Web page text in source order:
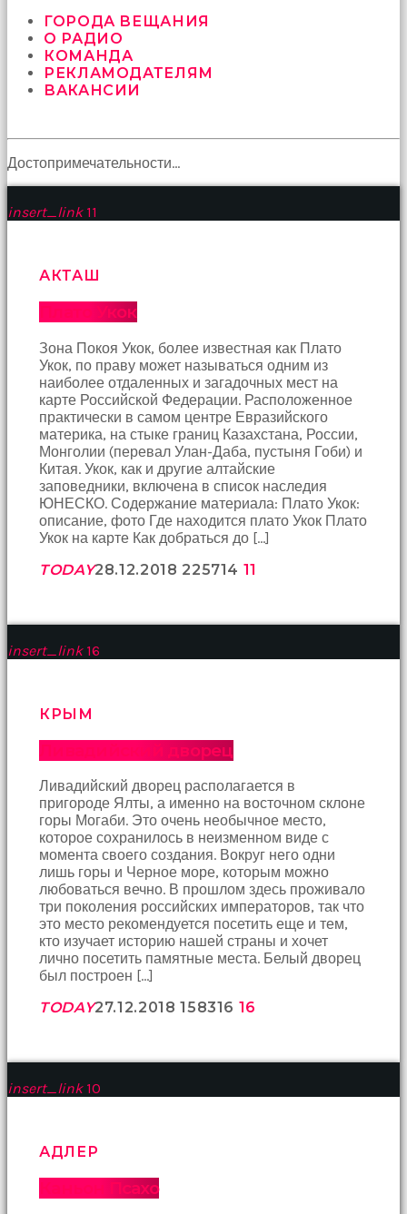
öttürüyor
sex
hikayeleri
yüzüne
boşalarak
rahatlıyorlar
porno
arkadaş
sonu
ederek
bunu
tekrar
yapmak
sözleşiyorlar
altyazılı
porno
Arkadaşımın
evine
takılmaya
gittiğimde
annesinin
hiç
bir
şeye
süreliğine
ortadan
kaybolduğunda
gezerek
aramaya
başladım
brazzers
gördüğümde
selfie
yakaladım
sessizce
izliyordum
ГОРОДА ВЕЩАНИЯ
О РАДИО
КОМАНДА
РЕКЛАМОДАТЕЛЯМ
ВАКАНСИИ
Достопримечательности…
insert_link 11
АКТАШ
Плато Укок
Зона Покоя Укок, более известная как Плато
Укок, по праву может называться одним из
наиболее отдаленных и загадочных мест на
карте Российской Федерации. Расположенное
практически в самом центре Евразийского
материка, на стыке границ Казахстана, России,
Монголии (перевал Улан-Даба, пустыня Гоби) и
Китая. Укок, как и другие алтайские
заповедники, включена в список наследия
ЮНЕСКО. Содержание материала: Плато Укок:
описание, фото Где находится плато Укок Плато
Укок на карте Как добраться до […]
TODAY28.12.2018 225714 11
insert_link 16
КРЫМ
Ливадийский дворец
Ливадийский дворец располагается в
пригороде Ялты, а именно на восточном склоне
горы Могаби. Это очень необычное место,
которое сохранилось в неизменном виде с
момента своего создания. Вокруг него одни
лишь горы и Черное море, которым можно
любоваться вечно. В прошлом здесь проживало
три поколения российских императоров, так что
это место рекомендуется посетить еще и тем,
кто изучает историю нашей страны и хочет
лично посетить памятные места. Белый дворец
был построен […]
TODAY27.12.2018 158316 16
insert_link 10
АДЛЕР
Каньон Псахо